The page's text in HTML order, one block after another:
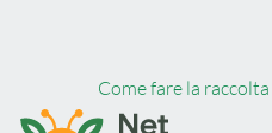
Come fare la